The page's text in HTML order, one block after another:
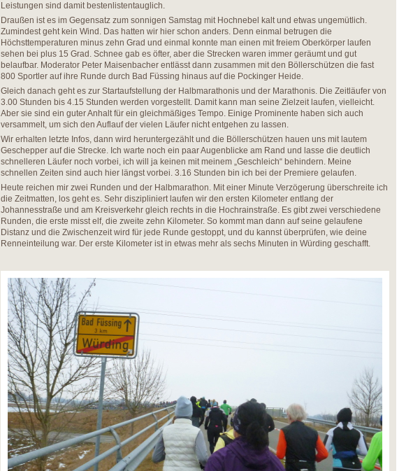
Leistungen sind damit bestenlistentauglich.
Draußen ist es im Gegensatz zum sonnigen Samstag mit Hochnebel kalt und etwas ungemütlich.
Zumindest geht kein Wind. Das hatten wir hier schon anders. Denn einmal betrugen die
Höchsttemperaturen minus zehn Grad und einmal konnte man einen mit freiem Oberkörper laufen
sehen bei plus 15 Grad. Schnee gab es öfter, aber die Strecken waren immer geräumt und gut
belaufbar. Moderator Peter Maisenbacher entlässt dann zusammen mit den Böllerschützen die fast
800 Sportler auf ihre Runde durch Bad Füssing hinaus auf die Pockinger Heide.
Gleich danach geht es zur Startaufstellung der Halbmarathonis und der Marathonis. Die Zeitläufer von
3.00 Stunden bis 4.15 Stunden werden vorgestellt. Damit kann man seine Zielzeit laufen, vielleicht.
Aber sie sind ein guter Anhalt für ein gleichmäßiges Tempo. Einige Prominente haben sich auch
versammelt, um sich den Auflauf der vielen Läufer nicht entgehen zu lassen.
Wir erhalten letzte Infos, dann wird heruntergezählt und die Böllerschützen hauen uns mit lautem
Geschepper auf die Strecke. Ich warte noch ein paar Augenblicke am Rand und lasse die deutlich
schnelleren Läufer noch vorbei, ich will ja keinen mit meinem „Geschleich“ behindern. Meine
schnellen Zeiten sind auch hier längst vorbei. 3.16 Stunden bin ich bei der Premiere gelaufen.
Heute reichen mir zwei Runden und der Halbmarathon. Mit einer Minute Verzögerung überschreite ich
die Zeitmatten, los geht es. Sehr diszipliniert laufen wir den ersten Kilometer entlang der
Johannesstraße und am Kreisverkehr gleich rechts in die Hochrainstraße. Es gibt zwei verschiedene
Runden, die erste misst elf, die zweite zehn Kilometer. So kommt man dann auf seine gelaufene
Distanz und die Zwischenzeit wird für jede Runde gestoppt, und du kannst überprüfen, wie deine
Renneinteilung war. Der erste Kilometer ist in etwas mehr als sechs Minuten in Würding geschafft.